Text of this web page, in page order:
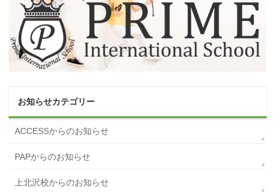
お知らせカテゴリー
ACCESSからのお知らせ
PAPからのお知らせ
上北沢校からのお知らせ